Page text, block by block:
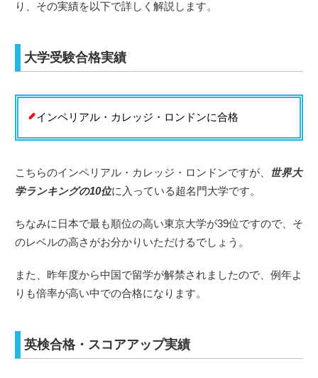
り、その実績を以下で詳しく解説します。
大学受験合格実績
インペリアル・カレッジ・ロンドンに合格
こちらのインペリアル・カレッジ・ロンドンですが、
世界大
学ランキングの10位に入っている超名門大学です。
ちなみに日本で最も順位の高い東京大学が39位ですので、そ
のレベルの高さがお分かりいただけるでしょう。
また、昨年度から中国で留学が解禁されましたので、例年よ
りも倍率が高い中での合格になります。
英検合格・スコアアップ実績